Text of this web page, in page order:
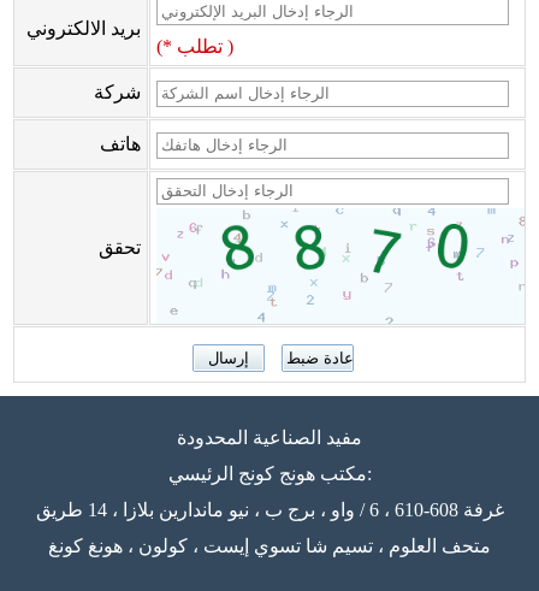
بريد الالكتروني
(* تطلب )
شركة
هاتف
تحقق
مفيد الصناعية المحدودة
مكتب هونج كونج الرئيسي:
غرفة 608-610 ، 6 / واو ، برج ب ، نيو ماندارين بلازا ، 14 طريق
متحف العلوم ، تسيم شا تسوي إيست ، كولون ، هونغ كونغ